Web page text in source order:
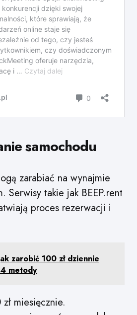
samochodu
zarabiać na wynajmie
Serwisy takie jak BEEP.rent
proces rezerwacji i
zarobić 100 zł dziennie
metody
miesięcznie.